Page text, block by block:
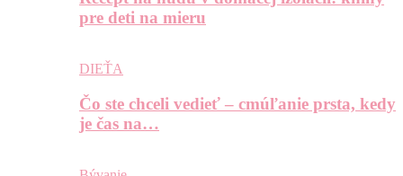
pre deti na mieru
DIEŤA
Čo ste chceli vedieť – cmúľanie prsta, kedy
je čas na…